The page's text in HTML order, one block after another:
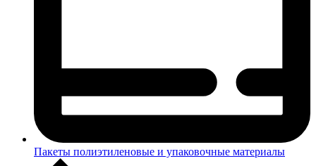
Пакеты полиэтиленовые и упаковочные материалы